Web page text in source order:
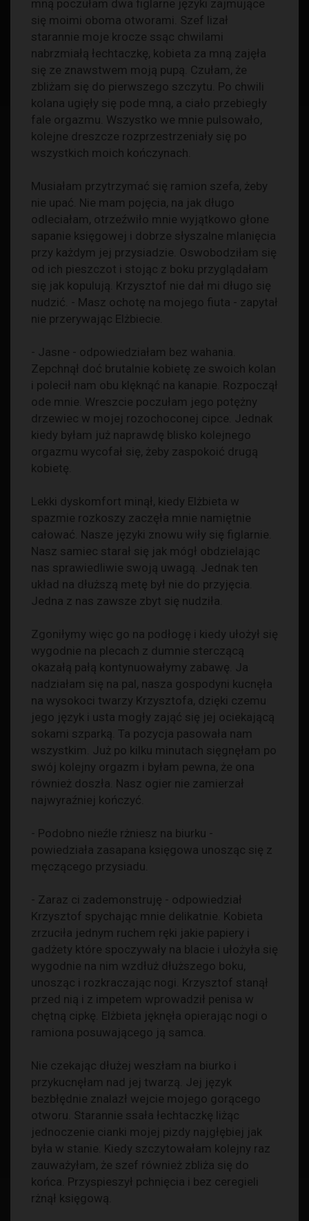
mną poczułam dwa figlarne języki zajmujące
się moimi oboma otworami. Szef lizał
starannie moje krocze ssąc chwilami
nabrzmiałą łechtaczkę, kobieta za mną zajęła
się ze znawstwem moją pupą. Czułam, że
zbliżam się do pierwszego szczytu. Po chwili
kolana ugięły się pode mną, a ciało przebiegły
fale orgazmu. Wszystko we mnie pulsowało,
kolejne dreszcze rozprzestrzeniały się po
wszystkich moich kończynach.
Musiałam przytrzymać się ramion szefa, żeby
nie upać. Nie mam pojęcia, na jak długo
odleciałam, otrzeźwiło mnie wyjątkowo głone
sapanie księgowej i dobrze słyszalne mlanięcia
przy każdym jej przysiadzie. Oswobodziłam się
od ich pieszczot i stojąc z boku przyglądałam
się jak kopulują. Krzysztof nie dał mi długo się
nudzić. - Masz ochotę na mojego fiuta - zapytał
nie przerywając Elżbiecie.
- Jasne - odpowiedziałam bez wahania.
Zepchnął doć brutalnie kobietę ze swoich kolan
i polecił nam obu klęknąć na kanapie. Rozpoczął
ode mnie. Wreszcie poczułam jego potężny
drzewiec w mojej rozochoconej cipce. Jednak
kiedy byłam już naprawdę blisko kolejnego
orgazmu wycofał się, żeby zaspokoić drugą
kobietę.
Lekki dyskomfort minął, kiedy Elżbieta w
spazmie rozkoszy zaczęła mnie namiętnie
całować. Nasze języki znowu wiły się figlarnie.
Nasz samiec starał się jak mógł obdzielając
nas sprawiedliwie swoją uwagą. Jednak ten
układ na dłuższą metę był nie do przyjęcia.
Jedna z nas zawsze zbyt się nudziła.
Zgoniłymy więc go na podłogę i kiedy ułożył się
wygodnie na plecach z dumnie sterczącą
okazałą pałą kontynuowałymy zabawę. Ja
nadziałam się na pal, nasza gospodyni kucnęła
na wysokoci twarzy Krzysztofa, dzięki czemu
jego język i usta mogły zająć się jej ociekającą
sokami szparką. Ta pozycja pasowała nam
wszystkim. Już po kilku minutach sięgnęłam po
swój kolejny orgazm i byłam pewna, że ona
również doszła. Nasz ogier nie zamierzał
najwyraźniej kończyć.
- Podobno nieźle rżniesz na biurku -
powiedziała zasapana księgowa unosząc się z
męczącego przysiadu.
- Zaraz ci zademonstruję - odpowiedział
Krzysztof spychając mnie delikatnie. Kobieta
zrzuciła jednym ruchem ręki jakie papiery i
gadżety które spoczywały na blacie i ułożyła się
wygodnie na nim wzdłuż dłuższego boku,
unosząc i rozkraczając nogi. Krzysztof stanął
przed nią i z impetem wprowadził penisa w
chętną cipkę. Elżbieta jęknęła opierając nogi o
ramiona posuwającego ją samca.
Nie czekając dłużej weszłam na biurko i
przykucnęłam nad jej twarzą. Jej język
bezbłędnie znalazł wejcie mojego gorącego
otworu. Starannie ssała łechtaczkę liżąc
jednoczenie cianki mojej pizdy najgłębiej jak
była w stanie. Kiedy szczytowałam kolejny raz
zauważyłam, że szef również zbliża się do
końca. Przyspieszył pchnięcia i bez ceregieli
rżnął księgową.